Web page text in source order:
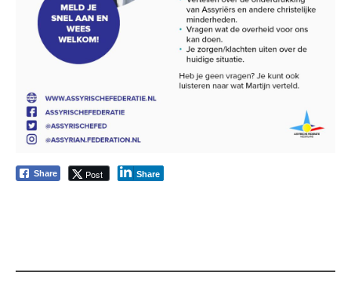
Share Post Share